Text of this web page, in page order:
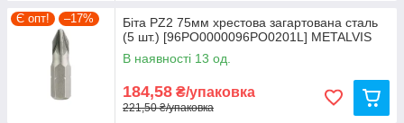
Є опт! –17%
Біта PZ2 75мм хрестова загартована сталь
(5 шт.) [96PO0000096PO0201L] METALVIS
В наявності 13 од.
184,58 ₴/упаковка
221,50 ₴/упаковка